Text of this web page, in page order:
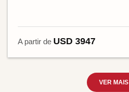
A partir de USD 3947
VER MAIS